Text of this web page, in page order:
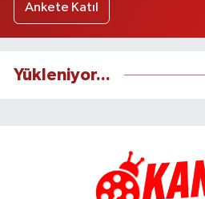
Ankete Katıl
Yükleniyor...